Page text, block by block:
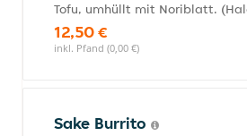
Tofu, umhüllt mit Noriblatt.
12,50 €
inkl. Pfand (0,00 €)
Sake Burrito